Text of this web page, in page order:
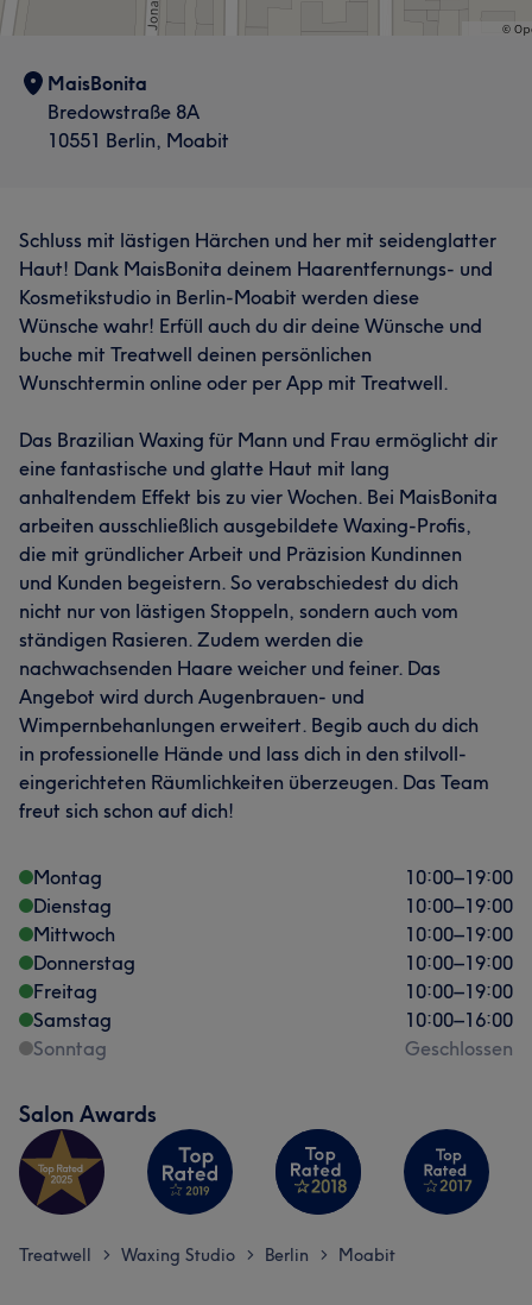
MaisBonita
Bredowstraße 8A
10551 Berlin, Moabit
Schluss mit lästigen Härchen und her mit seidenglatter
Haut! Dank MaisBonita deinem Haarentfernungs- und
Kosmetikstudio in Berlin-Moabit werden diese
Wünsche wahr! Erfüll auch du dir deine Wünsche und
buche mit Treatwell deinen persönlichen
Wunschtermin online oder per App mit Treatwell.
Das Brazilian Waxing für Mann und Frau ermöglicht dir
eine fantastische und glatte Haut mit lang
anhaltendem Effekt bis zu vier Wochen. Bei MaisBonita
arbeiten ausschließlich ausgebildete Waxing-Profis,
die mit gründlicher Arbeit und Präzision Kundinnen
und Kunden begeistern. So verabschiedest du dich
nicht nur von lästigen Stoppeln, sondern auch vom
ständigen Rasieren. Zudem werden die
nachwachsenden Haare weicher und feiner. Das
Angebot wird durch Augenbrauen- und
Wimpernbehanlungen erweitert. Begib auch du dich
in professionelle Hände und lass dich in den stilvoll-
eingerichteten Räumlichkeiten überzeugen. Das Team
freut sich schon auf dich!
Montag 10:00–19:00
Dienstag
10:00–19:00
Mittwoch
10:00–19:00
Donnerstag
10:00–19:00
Freitag
10:00–19:00
Samstag
10:00–16:00
Sonntag
Geschlossen
Salon Awards
Treatwell > Waxing Studio > Berlin > Moabit